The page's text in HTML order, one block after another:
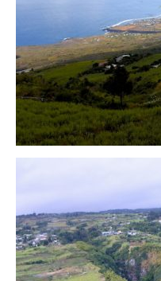
– Hué & Hoi An
– Quy Nhon
BONNES ADRESSES
BERLIN
Marchés
CHIANG MAI
Cafés